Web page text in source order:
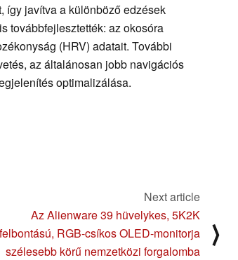
így javítva a különböző edzések
továbbfejlesztették: az okosóra
(HRV) adatait. További
az általánosan jobb navigációs
optimalizálása.
Next article
Az Alienware 39 hüvelykes, 5K2K
felbontású, RGB-csíkos OLED-monitorja
szélesebb körű nemzetközi forgalomba
⟩